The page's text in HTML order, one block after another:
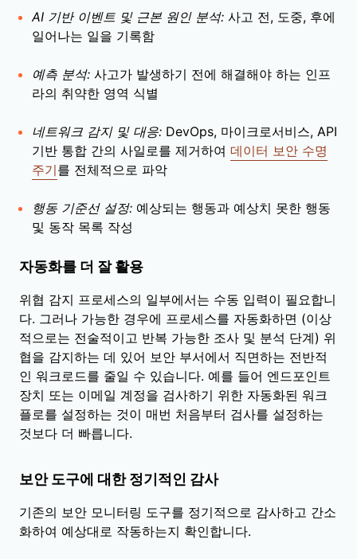
AI 기반 이벤트 및 근본 원인 분석: 사고 전, 도중, 후에
일어나는 일을 기록함
예측 분석: 사고가 발생하기 전에 해결해야 하는 인프
라의 취약한 영역 식별
네트워크 감지 및 대응: DevOps, 마이크로서비스, API
기반 통합 간의 사일로를 제거하여 데이터 보안 수명
주기를 전체적으로 파악
행동 기준선 설정: 예상되는 행동과 예상치 못한 행동
및 동작 목록 작성
자동화를 더 잘 활용
위협 감지 프로세스의 일부에서는 수동 입력이 필요합니
다. 그러나 가능한 경우에 프로세스를 자동화하면 (이상
적으로는 전술적이고 반복 가능한 조사 및 분석 단계) 위
협을 감지하는 데 있어 보안 부서에서 직면하는 전반적
인 워크로드를 줄일 수 있습니다. 예를 들어 엔드포인트
장치 또는 이메일 계정을 검사하기 위한 자동화된 워크
플로를 설정하는 것이 매번 처음부터 검사를 설정하는
것보다 더 빠릅니다.
보안 도구에 대한 정기적인 감사
기존의 보안 모니터링 도구를 정기적으로 감사하고 간소
화하여 예상대로 작동하는지 확인합니다.